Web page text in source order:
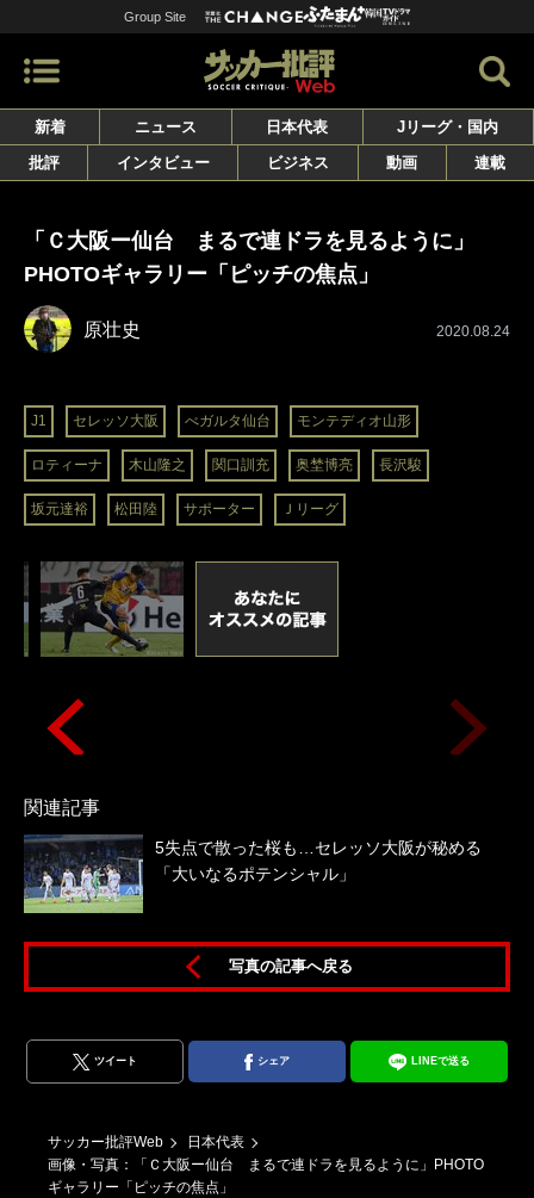
Group Site
新着 ニュース 日本代表
Jリーグ・国内
批評
インタビュー ビジネス 動画 連載
「Ｃ大阪ー仙台 まるで連ドラを見るように」
PHOTOギャラリー「ピッチの焦点」
原壮史 2020.08.24
J1 セレッソ大阪 べガルタ仙台 モンテディオ山形
ロティーナ 木山隆之 関口訓充 奥埜博亮 長沢駿
坂元達裕 松田陸 サポーター Ｊリーグ
関連記事
5失点で散った桜も…セレッソ大阪が秘める
「大いなるポテンシャル」
写真の記事へ戻る
ツイート シェア LINEで送る
サッカー批評Web
日本代表
画像・写真：「Ｃ大阪ー仙台 まるで連ドラを見るように」PHOTO
ギャラリー「ピッチの焦点」